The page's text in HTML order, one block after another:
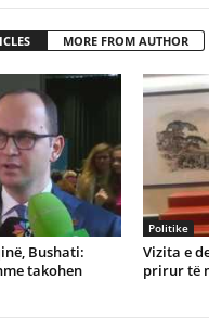
MORE FROM AUTHOR
Bushati:
takohen
Politike
Vizita e
prirur të